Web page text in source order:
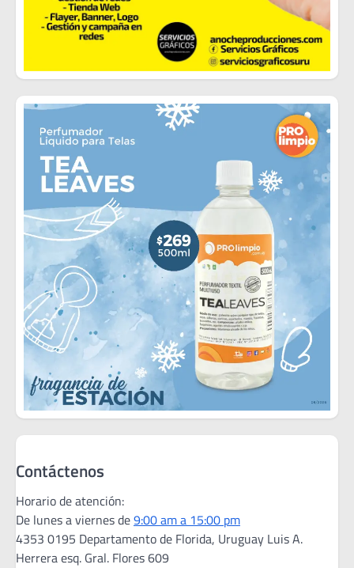
Contáctenos
Horario de atención:
De lunes a viernes de9:00 am a 15:00 pm
4353 0195 Departamento de Florida, Uruguay Luis A.
Herrera esq. Gral. Flores 609